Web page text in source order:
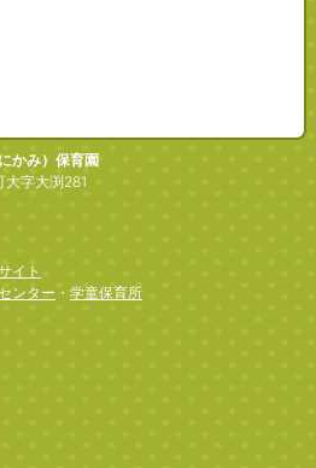
かみ）保育園
字大渕281
イト
ンター ・ 学童保育所